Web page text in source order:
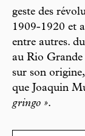
geste des
1909-1920 et
entre autres.
au Rio Grande
sur son
que Joaquin
gringo ».